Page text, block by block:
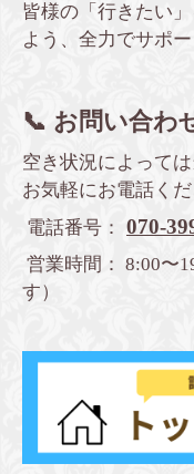
皆様の「行きたい
よう、全力でサポ
📞 お問い合わ
空き状況によって
お気軽にお電話くだ
電話番号：
070-
営業時間： 8:00〜
す）